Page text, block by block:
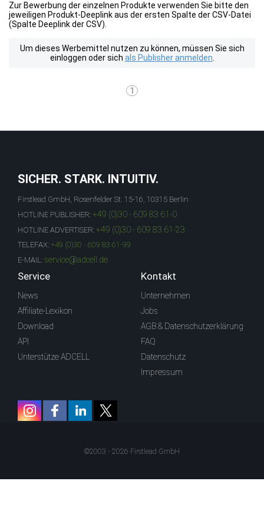
Zur Bewerbung der einzelnen Produkte verwenden Sie bitte den
jeweiligen Produkt-Deeplink aus der ersten Spalte der CSV-Datei
(Spalte Deeplink der CSV).
Um dieses Werbemittel nutzen zu können, müssen Sie sich
einloggen oder sich als Publisher anmelden
1
SICHER. STARK. INTUITIV.
Firstlead GmbH, Rosenfelder St. 15-16, 10315 Berlin
HOTLINE PUBLISHER: +49 (0)30 - 609 83 61-0
HOTLINE ADVERTISER: +49 (0)30 - 609 83 61-23
TELEFAX: +49 (0)30 - 609 83 61-99
E-MAIL: service@adcell.de
Service
News
Affiliate-Lexikon
Download
API
Unterstütze ADCELL
Kontakt
Unternehmen
Jobs
AGB & Datenschutzerklärung
FAQ
Datenschutz
Impressum
©2003 - 2026 Firstlead GmbH